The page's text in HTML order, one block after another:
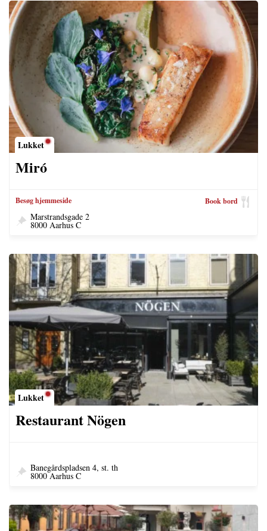
Lukket
Miró
Besøg hjemmeside Book bord
Marstrandsgade 2
8000 Aarhus C
Lukket
Restaurant Nögen
Banegårdspladsen 4, st. th
8000 Aarhus C